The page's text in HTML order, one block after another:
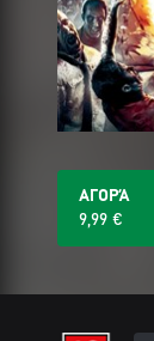
ΑΓΟΡΆ
9,99 €